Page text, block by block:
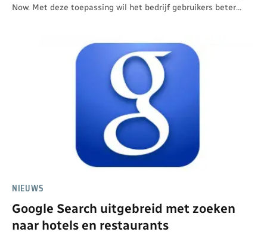
Now. Met deze toepassing wil het bedrijf gebruikers beter…
NIEUWS
Google Search uitgebreid met zoeken
naar hotels en restaurants